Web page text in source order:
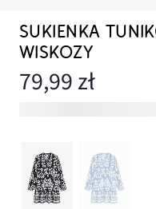
SUKIENKA
WISKOZY
79,99 zł